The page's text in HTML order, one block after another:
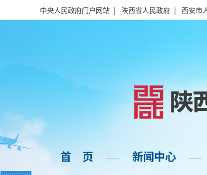
中央人民政府门户网站 | 陕西省人民政府 | 西安市
首 页 —— 新闻中心 ——